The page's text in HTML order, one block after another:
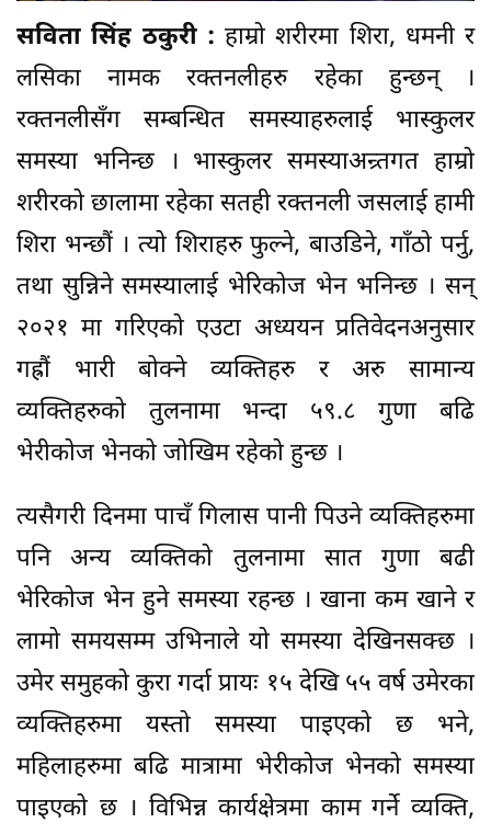
सविता सिंह ठकुरी : हाम्रो शरीरमा शिरा, धमनी र
लसिका नामक रक्तनलीहरु रहेका हुन्छन् ।
रक्तनलीसँग सम्बन्धित समस्याहरुलाई भास्कुलर
समस्या भनिन्छ । भास्कुलर समस्याअन्र्तगत हाम्रो
शरीरको छालामा रहेका सतही रक्तनली जसलाई हामी
शिरा भन्छौं । त्यो शिराहरु फुल्ने, बाउडिने, गाँठो पर्नु,
तथा सुन्निने समस्यालाई भेरिकोज भेन भनिन्छ । सन्
२०२१ मा गरिएको एउटा अध्ययन प्रतिवेदनअनुसार
गह्रौं भारी बोक्ने व्यक्तिहरु र अरु सामान्य
व्यक्तिहरुको तुलनामा भन्दा ५९.८ गुणा बढि
भेरीकोज भेनको जोखिम रहेको हुन्छ ।
त्यसैगरी दिनमा पाचँ गिलास पानी पिउने व्यक्तिहरुमा
पनि अन्य व्यक्तिको तुलनामा सात गुणा बढी
भेरिकोज भेन हुने समस्या रहन्छ । खाना कम खाने र
लामो समयसम्म उभिनाले यो समस्या देखिनसक्छ ।
उमेर समुहको कुरा गर्दा प्रायः १५ देखि ५५ वर्ष उमेरका
व्यक्तिहरुमा यस्तो समस्या पाइएको छ भने,
महिलाहरुमा बढि मात्रामा भेरीकोज भेनको समस्या
पाइएको छ । विभिन्न कार्यक्षेत्रमा काम गर्ने व्यक्ति,